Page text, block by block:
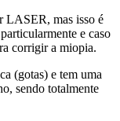
LASER, mas isso é
e caso
corrigir a miopia.
(gotas) e tem uma
sendo totalmente